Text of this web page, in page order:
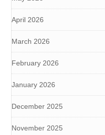
April 2026
March 2026
February 2026
January 2026
December 2025
November 2025